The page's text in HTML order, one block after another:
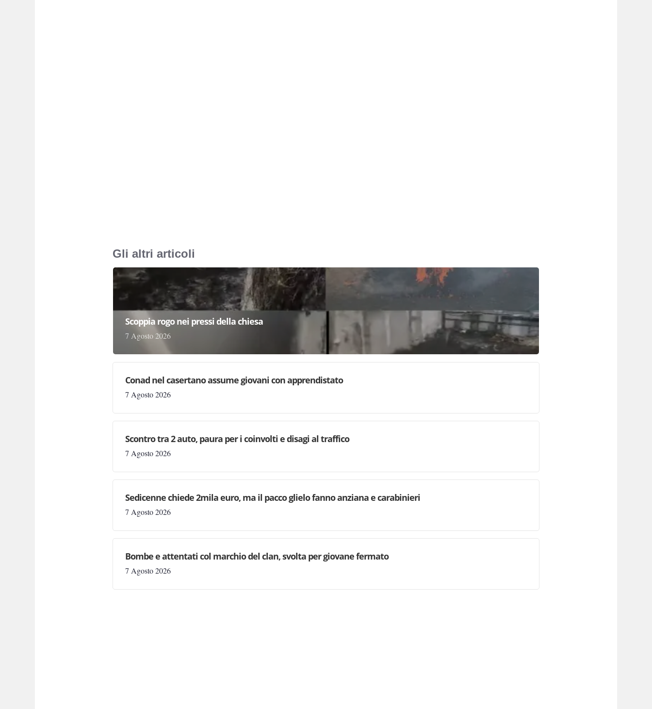
Gli altri articoli
Scoppia rogo nei pressi della chiesa
7 Agosto 2026
Conad nel casertano assume giovani con apprendistato
7 Agosto 2026
Scontro tra 2 auto, paura per i coinvolti e disagi al traffico
7 Agosto 2026
Sedicenne chiede 2mila euro, ma il pacco glielo fanno anziana e carabinieri
7 Agosto 2026
Bombe e attentati col marchio del clan, svolta per giovane fermato
7 Agosto 2026